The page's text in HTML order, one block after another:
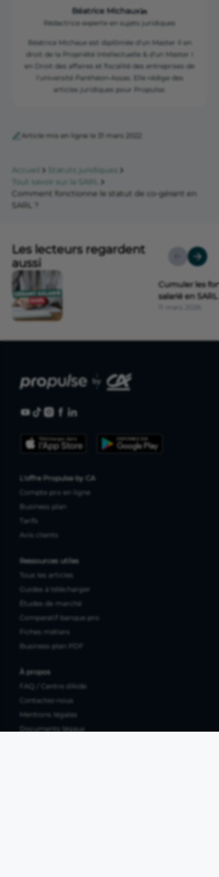
Béatrice Michaux
Rédactrice experte en sujets juridiques
Béatrice Michaux est diplômée d'un Master II en
droit de la Propriété Intellectuelle & d'un Master I
en Droit des affaires et fiscalité des entreprises de
l'université Panthéon-Assas. Elle rédige des
articles juridiques pour Propulse.
Article mis en ligne le 31 mars 2022
Accueil
Statuts juridiques
Tout savoir sur la SARL
Comment fonctionne le statut de co-gérant en
SARL ?
Les lecteurs regardent
aussi
Cumuler les
salarié en SARL
L'offre Propulse by CA
Compte pro en ligne
Business plan
Tarifs
Avis clients
Ressources utiles
Tous les articles
Guides à télécharger
Études de marché
Comparatif banque pro
Fiches métiers
Business plan PDF
À propos
FAQ / Centre d'Aide
Contactez-nous
Mentions légales
Documents légaux